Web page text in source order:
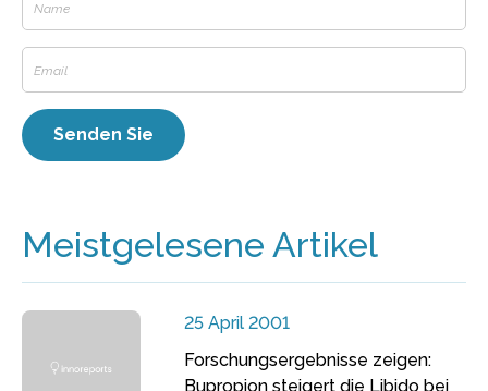
Meistgelesene Artikel
25 April 2001
Forschungsergebnisse zeigen:
Bupropion steigert die Libido bei